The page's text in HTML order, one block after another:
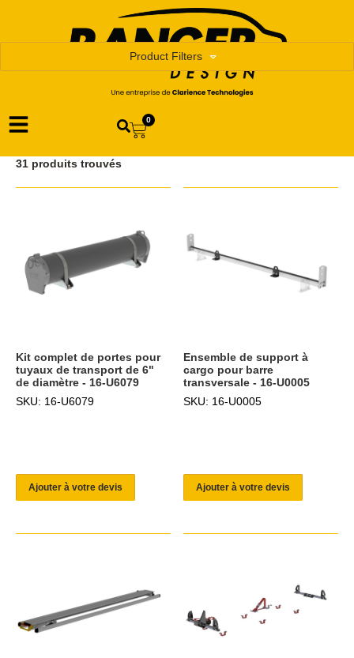
0
Product Filters
31 produits trouvés
Kit complet de portes pour
tuyaux de transport de 6"
de diamètre - 16-U6079
SKU: 16-U6079
Ajouter à votre devis
Ensemble de support à
cargo pour barre
transversale - 16-U0005
SKU: 16-U0005
Ajouter à votre devis